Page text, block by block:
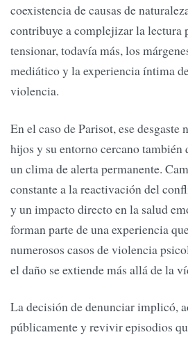
coexistencia de causas de
contribuye a complejizar la lectura
tensionar, todavía más, los
mediático y la experiencia íntima
violencia.
En el caso de Parisot, ese
hijos y su entorno cercano también
un clima de alerta permanente.
constante a la reactivación del
y un impacto directo en la salud
forman parte de una experiencia
numerosos casos de violencia
el daño se extiende más allá de la
La decisión de denunciar implicó,
públicamente y revivir episodios